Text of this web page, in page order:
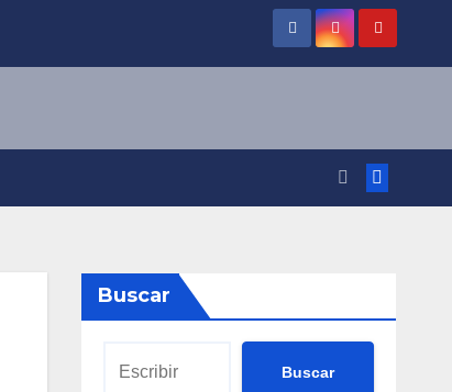
Buscar
Buscar